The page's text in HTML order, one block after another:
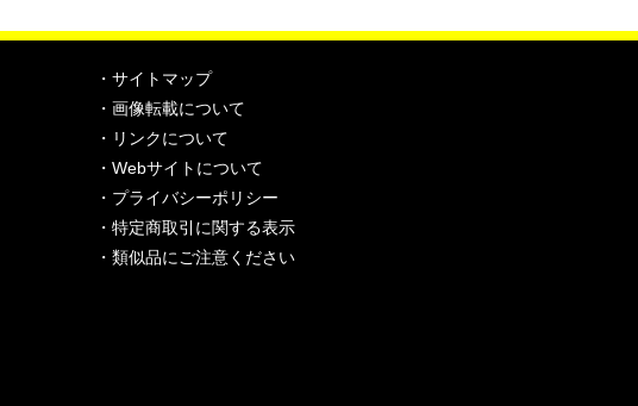
・ サイトマップ
・ 画像転載について
・ リンクについて
・ Webサイトについて
・ プライバシーポリシー
・ 特定商取引に関する表示
・ 類似品にご注意ください